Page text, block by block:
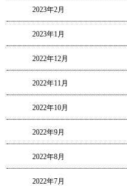
2023年2月
2023年1月
2022年12月
2022年11月
2022年10月
2022年9月
2022年8月
2022年7月